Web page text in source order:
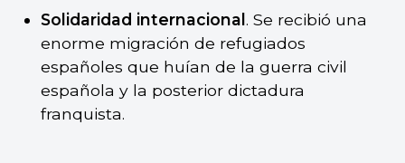
Solidaridad internacional . Se recibió una
enorme migración de refugiados
españoles que huían de la guerra civil
española y la posterior dictadura
franquista.